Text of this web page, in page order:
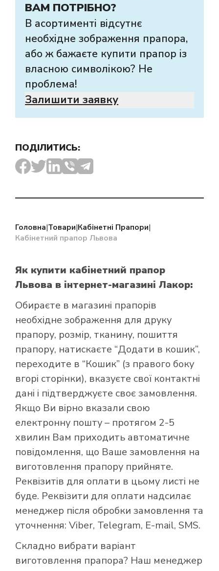
ВАМ ПОТРІБНО?
В асортименті відсутнє
необхідне зображення прапора,
або ж бажаєте купити прапор із
власною символікою? Не
проблема!
Залишити заявку
ПОДІЛИТИСЬ:
Головна|Товари|Кабінетні Прапори|
Кабінетний прапор Львова
Як купити кабінетний прапор
Львова в інтернет-магазині Лакор:
Обираєте в магазині прапорів
необхідне зображення для друку
прапору, розмір, тканину, пошиття
прапору, натискаєте “Додати в кошик”,
переходите в “Кошик” (з правого боку
вгорі сторінки), вказуєте свої контактні
дані і підтверджуєте своє замовлення.
Якщо Ви вірно вказали свою
електронну пошту – протягом 2-5
хвилин Вам приходить автоматичне
повідомлення, що Ваше замовлення на
виготовлення прапору прийняте.
Реквізитів для оплати в цьому листі не
буде. Реквізити для оплати надсилає
менеджер після обробки замовлення та
уточнення: Viber, Telegram, E-mail, SMS.
Складно вибрати варіант
виготовлення прапора? Наш менеджер
в інтернет-